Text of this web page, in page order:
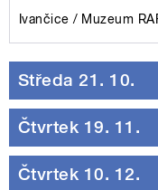
Ivančice Muzeum
Středa 21. 10.
Čtvrtek 19. 11.
Čtvrtek 10. 12.